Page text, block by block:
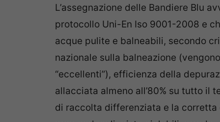
L’assegnazione delle Bandiere Blu
protocollo Uni-En Iso 9001-2008 e
acque pulite e balneabili, secondo
nazionale sulla balneazione
“eccellenti”), efficienza della
allacciata almeno all’80% su tutto il
di raccolta differenziata e la